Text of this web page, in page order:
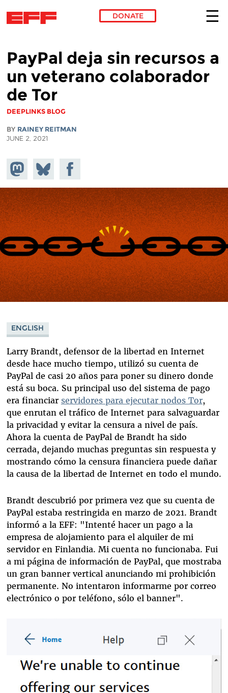
DONATE
PayPal deja sin recursos a
un veterano colaborador
de Tor
DEEPLINKS BLOG
BY RAINEY REITMAN
JUNE 2, 2021
Share on
Mastodon
Share
on
Bluesky
Share on
Facebook
ENGLISH
Larry Brandt, defensor de la libertad en Internet
desde hace mucho tiempo, utilizó su cuenta de
PayPal de casi 20 años para poner su dinero donde
está su boca. Su principal uso del sistema de pago
era financiar servidores para ejecutar nodos Tor,
que enrutan el tráfico de Internet para salvaguardar
la privacidad y evitar la censura a nivel de país.
Ahora la cuenta de PayPal de Brandt ha sido
cerrada, dejando muchas preguntas sin respuesta y
mostrando cómo la censura financiera puede dañar
la causa de la libertad de Internet en todo el mundo.
Brandt descubrió por primera vez que su cuenta de
PayPal estaba restringida en marzo de 2021. Brandt
informó a la EFF: "Intenté hacer un pago a la
empresa de alojamiento para el alquiler de mi
servidor en Finlandia. Mi cuenta no funcionaba. Fui
a mi página de información de PayPal, que mostraba
un gran banner vertical anunciando mi prohibición
permanente. No intentaron informarme por correo
electrónico o por teléfono, sólo el banner".